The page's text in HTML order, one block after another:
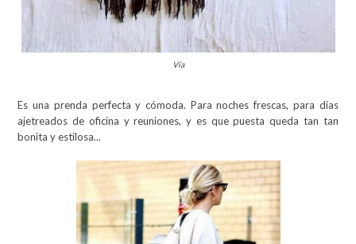
Vía
Es una prenda perfecta y cómoda. Para noches frescas, para días
ajetreados de oficina y reuniones, y es que puesta queda tan tan
bonita y estilosa...